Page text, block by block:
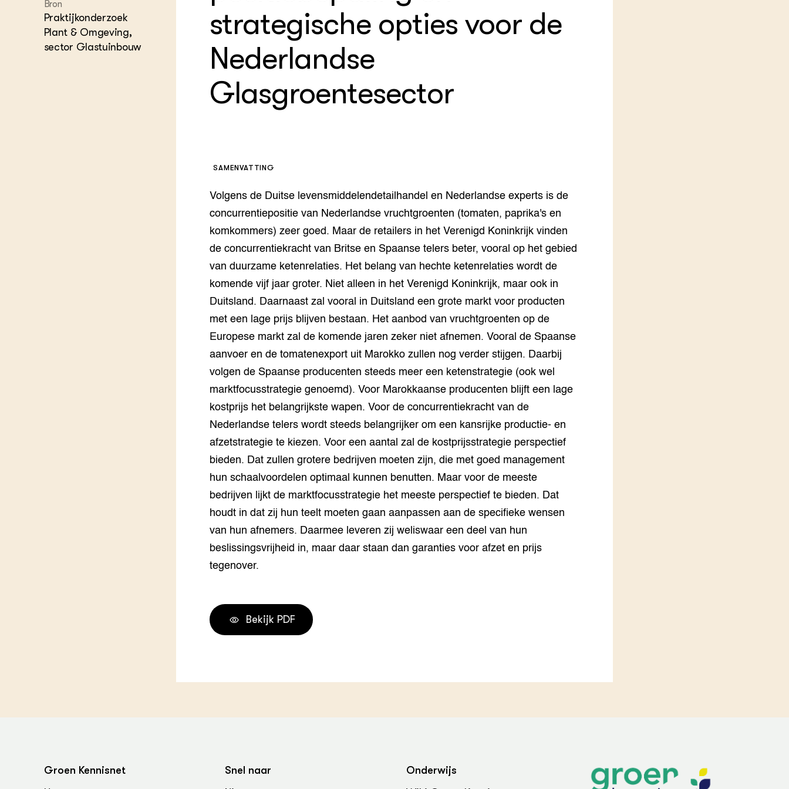
Melkveehouderij
Terreinbeheer
Tuinbouw
Dierverzorging
Visserij en Aquacultuur
Akkerbouw
Biobased economy
Foodsector
Groen, grond en infra
Varkenshouderij
Kennis op Maat projecten
DierVizier
Nationaal Innovatieloket
Veehouderij
Biokennis
Portaal Natuurinclusief,
Regeneratief & Biologisch
Integraal Aanpakken
EURCAW-Pigs
Groenpact Digitalisering &
Technologie
Groen, welbevinden en
klimaatadaptatie
CoE Groen
Invasieve exoten
Plantaardige genetische
Genetische diversiteit
landbouwhuisdieren
LEREN
Wiki Groen Kennisnet
Bron
Praktijkonderzoek
Plant & Omgeving,
sector Glastuinbouw
strategische opties voor de
Nederlandse
Glasgroentesector
SAMENVATTING
Volgens de Duitse levensmiddelendetailhandel en Nederlandse experts is de
concurrentiepositie van Nederlandse vruchtgroenten (tomaten, paprika's en
komkommers) zeer goed. Maar de retailers in het Verenigd Koninkrijk vinden
de concurrentiekracht van Britse en Spaanse telers beter, vooral op het gebied
van duurzame ketenrelaties. Het belang van hechte ketenrelaties wordt de
komende vijf jaar groter. Niet alleen in het Verenigd Koninkrijk, maar ook in
Duitsland. Daarnaast zal vooral in Duitsland een grote markt voor producten
met een lage prijs blijven bestaan. Het aanbod van vruchtgroenten op de
Europese markt zal de komende jaren zeker niet afnemen. Vooral de Spaanse
aanvoer en de tomatenexport uit Marokko zullen nog verder stijgen. Daarbij
volgen de Spaanse producenten steeds meer een ketenstrategie (ook wel
marktfocusstrategie genoemd). Voor Marokkaanse producenten blijft een lage
kostprijs het belangrijkste wapen. Voor de concurrentiekracht van de
Nederlandse telers wordt steeds belangrijker om een kansrijke productie- en
afzetstrategie te kiezen. Voor een aantal zal de kostprijsstrategie perspectief
bieden. Dat zullen grotere bedrijven moeten zijn, die met goed management
hun schaalvoordelen optimaal kunnen benutten. Maar voor de meeste
bedrijven lijkt de marktfocusstrategie het meeste perspectief te bieden. Dat
houdt in dat zij hun teelt moeten gaan aanpassen aan de specifieke wensen
van hun afnemers. Daarmee leveren zij weliswaar een deel van hun
beslissingsvrijheid in, maar daar staan dan garanties voor afzet en prijs
tegenover.
Bekijk PDF
Groen Kennisnet
Snel naar
Onderwijs